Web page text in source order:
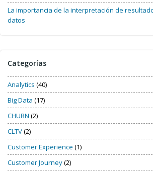
La importancia de la interpretación de
datos
Categorías
Analytics (40)
Big Data (17)
CHURN (2)
CLTV(2)
Customer Experience (1)
Customer Journey(2)